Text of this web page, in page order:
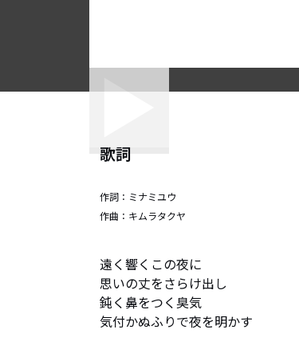
歌詞
作詞： ミナミユウ
作曲： キムラタクヤ
遠く響くこの夜に
思いの丈をさらけ出し
鈍く鼻をつく臭気
気付かぬふりで夜を明かす